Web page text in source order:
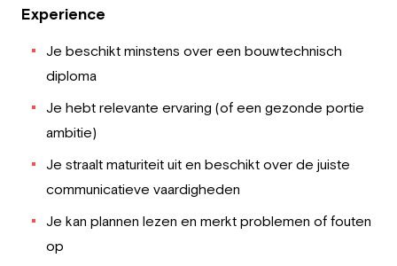
Experience
Je beschikt minstens over een bouwtechnisch
diploma
Je hebt relevante ervaring (of een gezonde portie
ambitie)
Je straalt maturiteit uit en beschikt over de juiste
communicatieve vaardigheden
Je kan plannen lezen en merkt problemen of fouten
op